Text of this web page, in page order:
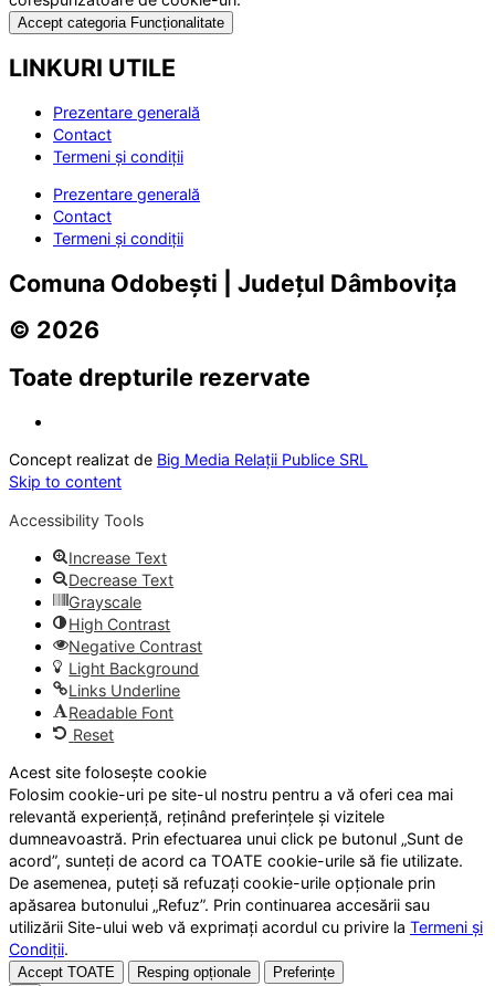
Accept categoria Funcționalitate
LINKURI UTILE
Prezentare generală
Contact
Termeni și condiții
Prezentare generală
Contact
Termeni și condiții
Comuna Odobești | Județul Dâmbovița
© 2026
Toate drepturile rezervate
Concept realizat de Big Media Relații Publice SRL
Skip to content
Accessibility Tools
Increase Text
Decrease Text
Grayscale
High Contrast
Negative Contrast
Light Background
Links Underline
Readable Font
Reset
Acest site folosește cookie
Folosim cookie-uri pe site-ul nostru pentru a vă oferi cea mai
relevantă experiență, reținând preferințele și vizitele
dumneavoastră. Prin efectuarea unui click pe butonul „Sunt de
acord”, sunteți de acord ca TOATE cookie-urile să fie utilizate.
De asemenea, puteți să refuzați cookie-urile opționale prin
apăsarea butonului „Refuz”. Prin continuarea accesării sau
utilizării Site-ului web vă exprimați acordul cu privire la Termeni și
Condiții.
Accept TOATE Resping opționale
Preferințe